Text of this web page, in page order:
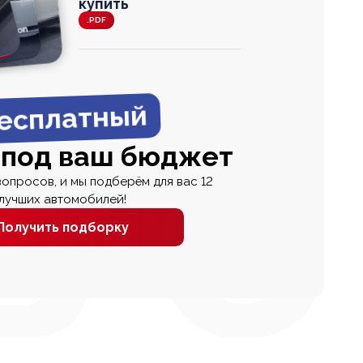
000
купить
.PDF
ваш бюджет
и мы подберём для вас 12
автомобилей!
подборку